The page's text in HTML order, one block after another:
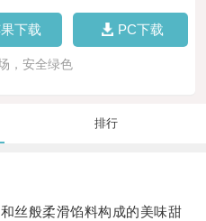
下载 PC下载
，安全绿色
排行
般柔滑馅料构成的美味甜